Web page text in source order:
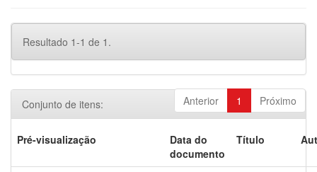
Resultado 1-1 de 1.
Anterior 1 Próximo
Conjunto de itens:
Pré-visualização
Data do
documento
Título